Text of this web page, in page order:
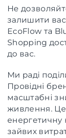
Не
залишити
EcoFlow та
Shopping
до вас.
Ми раді
Провідні
масштабні
живлення.
енергетичну
зайвих